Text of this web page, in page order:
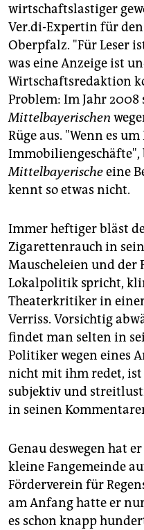
wirtschaftslastiger
Ver.di-Expertin für
Oberpfalz. "Für Leser
was eine Anzeige ist
Wirtschaftsredaktion
Problem: Im Jahr 2008
Mittelbayerischen
Rüge aus. "Wenn es
Mittelbayerischeeine
kennt so etwas nicht.
Immer heftiger bläst
Zigarettenrauch in
Mauscheleien und der
Lokalpolitik spricht,
Theaterkritiker in
Verriss. Vorsichtig
findet man selten in
Politiker wegen eines
nicht mit ihm redet,
subjektiv und
in seinen
Genau deswegen hat
kleine Fangemeinde
Förderverein für
am Anfang hatte er
es schon knapp